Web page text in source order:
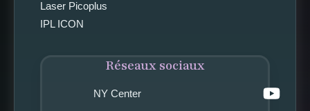
Laser Picoplus
IPL ICON
Réseaux sociaux
NY Center